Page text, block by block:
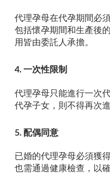
代理孕母在代孕期間必
包括懷孕期間和生產後
用皆由委託人承擔。
4. 一次性限制
代理孕母只能進行一次
代孕子女，則不得再次進
5. 配偶同意
已婚的代理孕母必須獲
也需通過健康檢查，以